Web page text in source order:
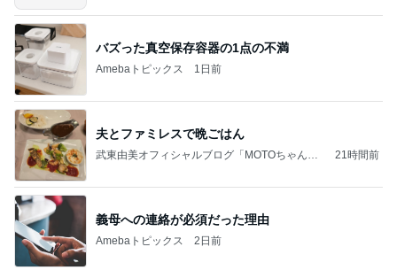
バズった真空保存容器の1点の不満
Amebaトピックス 1日前
夫とファミレスで晩ごはん
武東由美オフィシャルブログ「MOTOちゃんと
21時間前
義母への連絡が必須だった理由
Amebaトピックス 2日前